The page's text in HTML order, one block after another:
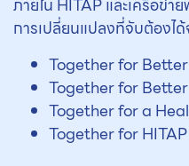
ภายใน HITAP และเครือข่า
การเปลี่ยนแปลงที่จับต้องไ
Together for
Together for
Together for a
Together for HITAP